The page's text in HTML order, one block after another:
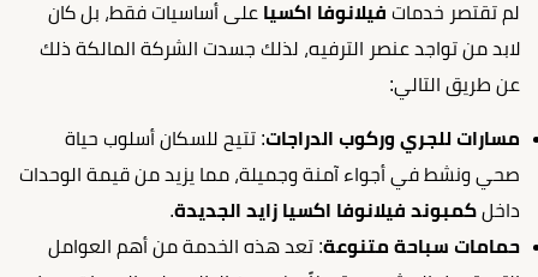
لم تقتصر خدمات فيلانوفا اكسيا على أساسيات فقط، بل كان
لابد من تواجد عنصر الترفيه، لذلك جسدت الشركة المالكة ذلك
عن طريق التالي:
مسارات للجري وركوب الدراجات: تتيح للسكان أسلوب حياة
صحي ونشط في أجواء آمنة وجميلة، مما يزيد من قيمة الوحدات
داخل كمبوند فيلانوفا اكسيا زايد الجديدة.
حمامات سباحة متنوعة: تعد هذه الخدمة من أهم العوامل